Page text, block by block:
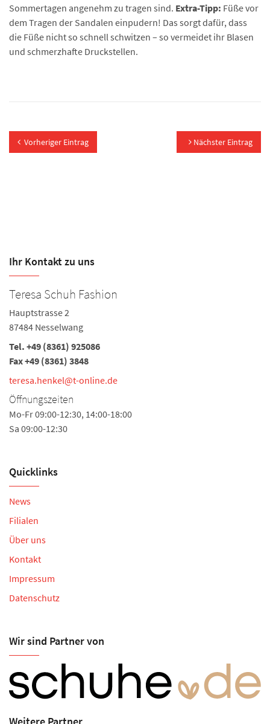
Sommertagen angenehm zu tragen sind. Extra-Tipp: Füße vor
dem Tragen der Sandalen einpudern! Das sorgt dafür, dass
die Füße nicht so schnell schwitzen – so vermeidet ihr Blasen
und schmerzhafte Druckstellen.
Vorheriger Eintrag Nächster Eintrag
Ihr Kontakt zu uns
Teresa Schuh Fashion
Hauptstrasse 2
87484 Nesselwang
Tel. +49 (8361) 925086
Fax +49 (8361) 3848
teresa.henkel@t-online.de
Öffnungszeiten
Mo-Fr 09:00-12:30, 14:00-18:00
Sa 09:00-12:30
Quicklinks
News
Filialen
Über uns
Kontakt
Impressum
Datenschutz
Wir sind Partner von
Weitere Partner